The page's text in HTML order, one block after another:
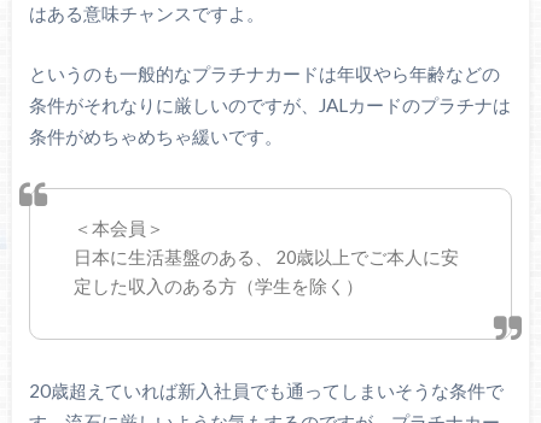
はある意味チャンスですよ。
というのも一般的なプラチナカードは年収やら年齢などの
条件がそれなりに厳しいのですが、JALカードのプラチナは
条件がめちゃめちゃ緩いです。
＜本会員＞
日本に生活基盤のある、 20歳以上でご本人に安
定した収入のある方（学生を除く）
20歳超えていれば新入社員でも通ってしまいそうな条件で